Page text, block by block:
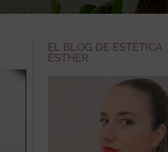
EL BLOG DE ESTÉTICA
ESTHER